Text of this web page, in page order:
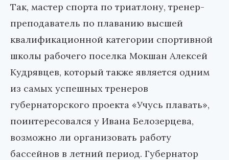
Так, мастер спорта по триатлону, тренер-
преподаватель по плаванию высшей
квалификационной категории спортивной
школы рабочего поселка Мокшан Алексей
Кудрявцев, который также является одним
из самых успешных тренеров
губернаторского проекта «Учусь плавать»,
поинтересовался у Ивана Белозерцева,
возможно ли организовать работу
бассейнов в летний период. Губернатор